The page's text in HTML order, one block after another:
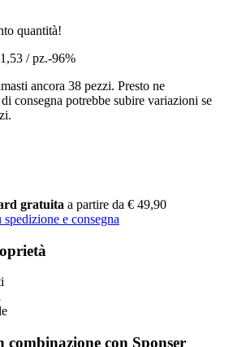
quantità!
/ pz.-96%
ancora 38 pezzi. Presto ne
consegna potrebbe subire variazioni se
gratuita a partire da € 49,90
e consegna
combinazione con Sponser